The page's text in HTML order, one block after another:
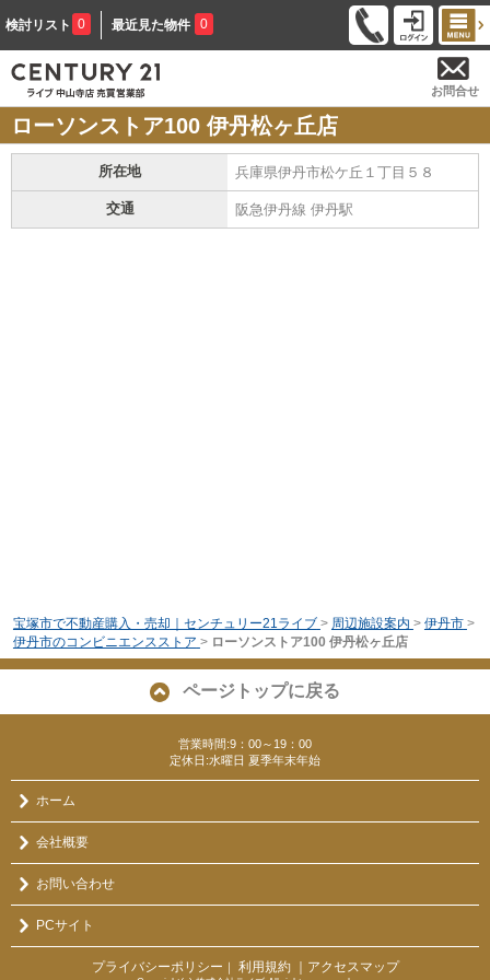
検討リスト 0 最近見た物件 0
お問合せ
ローソンストア100 伊丹松ヶ丘店
所在地 兵庫県伊丹市松ケ丘１丁目５８
交通 阪急伊丹線 伊丹駅
宝塚市で不動産購入・売却｜センチュリー21ライブ > 周辺施設案内 > 伊丹市 >
伊丹市のコンビニエンスストア > ローソンストア100 伊丹松ヶ丘店
ページトップに戻る
営業時間:9：00～19：00
定休日:水曜日 夏季年末年始
ホーム
会社概要
お問い合わせ
PCサイト
プライバシーポリシー ｜ 利用規約 ｜アクセスマップ